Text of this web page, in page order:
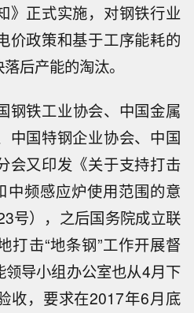
》正式实施，对钢铁行业
价政策和基于工序能耗的
后产能的淘汰。
钢铁工业协会、中国金属
中国特钢企业协会、中国
会又印发《关于支持打击
中频感应炉使用范围的意
号），之后国务院成立联
打击“地条钢”工作开展督
导小组办公室也从4月下
收，要求在2017年6月底